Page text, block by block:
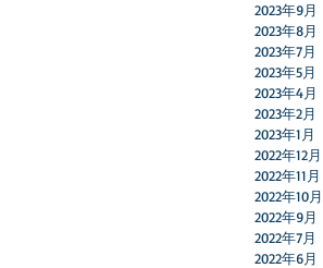
2023年9月
2023年8月
2023年7月
2023年5月
2023年4月
2023年2月
2023年1月
2022年12月
2022年11月
2022年10月
2022年9月
2022年7月
2022年6月